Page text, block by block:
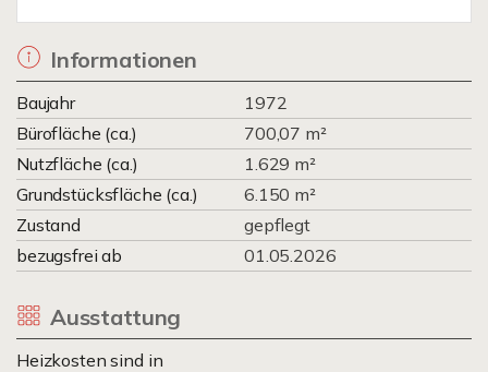
Informationen
Baujahr
1972
Bürofläche (ca.)
700,07 m²
Nutzfläche (ca.)
1.629 m²
Grundstücksfläche (ca.)
6.150 m²
Zustand
gepflegt
bezugsfrei ab
01.05.2026
Ausstattung
Heizkosten sind in